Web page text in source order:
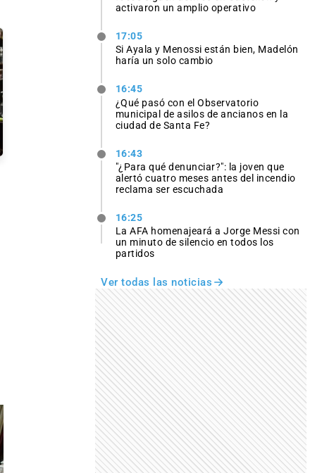
activaron un amplio operativo
17:05
Si Ayala y Menossi están bien, Madelón
haría un solo cambio
16:45
¿Qué pasó con el Observatorio
municipal de asilos de ancianos en la
ciudad de Santa Fe?
16:43
"¿Para qué denunciar?": la joven que
alertó cuatro meses antes del incendio
reclama ser escuchada
16:25
La AFA homenajeará a Jorge Messi con
un minuto de silencio en todos los
partidos
Ver todas las noticias